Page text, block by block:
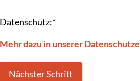
Datenschutz:*
Mehr dazu in unserer